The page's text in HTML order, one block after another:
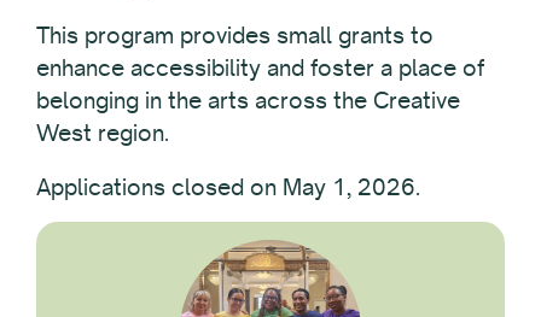
This program provides small grants to
enhance accessibility and foster a place of
belonging in the arts across the Creative
West region.
Applications closed on May 1, 2026.